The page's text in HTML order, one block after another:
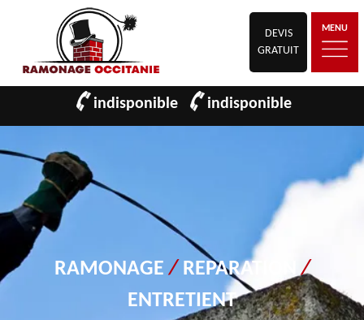
DEVIS
GRATUIT
MENU
indisponible indisponible
RAMONAGE/ REPARATION/
ENTRETIENT